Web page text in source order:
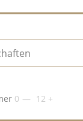
0 12 +